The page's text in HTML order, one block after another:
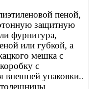
пеной,
защитную
фурнитура,
или губкой, а
мешка с
с
внешней упаковки..